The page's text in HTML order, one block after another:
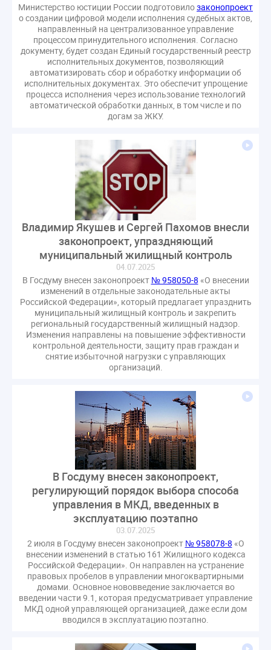
Министерство юстиции России подготовилозаконопроект
о создании цифровой модели исполнения судебных актов,
направленный на централизованное управление
процессом принудительного исполнения. Согласно
документу, будет создан Единый государственный реестр
исполнительных документов, позволяющий
автоматизировать сбор и обработку информации об
исполнительных документах. Это обеспечит упрощение
процесса исполнения через использование технологий
автоматической обработки данных, в том числе и по
догам за ЖКУ.
Владимир Якушев и Сергей Пахомов внесли
законопроект, упраздняющий
муниципальный жилищный контроль
04.07.2025
В Госдуму внесен законопроект № 958050-8 «О внесении
изменений в отдельные законодательные акты
Российской Федерации», который предлагает упразднить
муниципальный жилищный контроль и закрепить
региональный государственный жилищный надзор.
Изменения направлены на повышение эффективности
контрольной деятельности, защиту прав граждан и
снятие избыточной нагрузки с управляющих
организаций.
В Госдуму внесен законопроект,
регулирующий порядок выбора способа
управления в МКД, введенных в
эксплуатацию поэтапно
03.07.2025
2 июля в Госдуму внесен законопроект № 958078-8 «О
внесении изменений в статью 161 Жилищного кодекса
Российской Федерации». Он направлен на устранение
правовых пробелов в управлении многоквартирными
домами. Основное нововведение заключается во
введении части 9.1, которая предусматривает управление
МКД одной управляющей организацией, даже если дом
вводился в эксплуатацию поэтапно.